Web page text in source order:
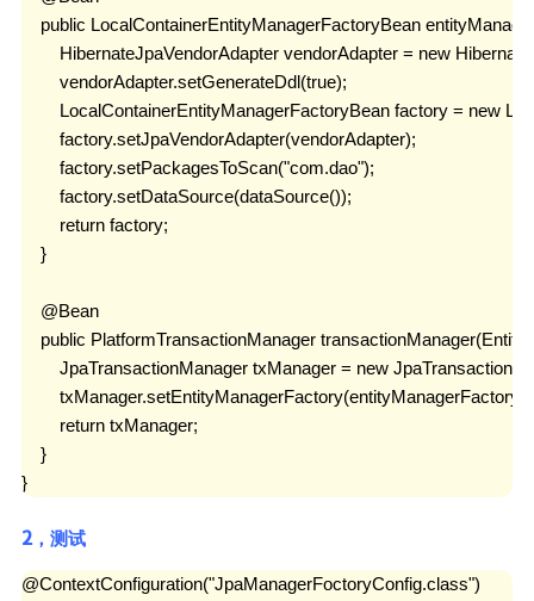
public LocalContainerEntityManagerFactoryBean
HibernateJpaVendorAdapter vendorAdapter = new
        vendorAdapter.setGenerateDdl(true);
LocalContainerEntityManagerFactoryBean factory = new
        factory.setJpaVendorAdapter(vendorAdapter);
        factory.setPackagesToScan("com.dao");
        factory.setDataSource(dataSource());
        return factory;
    }
    @Bean
public PlatformTransactionManager
JpaTransactionManager txManager = new
        txManager.setEntityManagerFactory(entityManagerFactory);
        return txManager;
    }
}
2，测试
@ContextConfiguration("JpaManagerFoctoryConfig.class")